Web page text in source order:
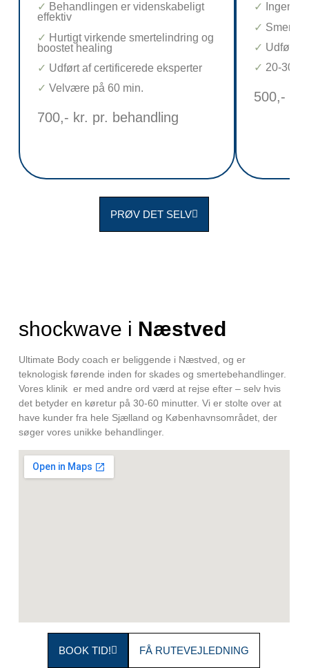
✓ Behandlingen er videnskabeligt
effektiv
✓ Hurtigt virkende smertelindring og
boostet healing
✓ Udført af certificerede eksperter
✓ Velvære på 60 min.
700,- kr. pr. behandling
✓ Ingen
✓
✓ Udført
✓ 20-30
500,- kr.
PRØV DET SELV
shockwave i Næstved
Ultimate Body coach er beliggende i Næstved, og er
teknologisk førende inden for skades og smertebehandlinger.
Vores klinik er med andre ord værd at rejse efter – selv hvis
det betyder en køretur på 30-60 minutter. Vi er stolte over at
have kunder fra hele Sjælland og Københavnsområdet, der
søger vores unikke behandlinger.
BOOK TID! FÅ RUTEVEJLEDNING